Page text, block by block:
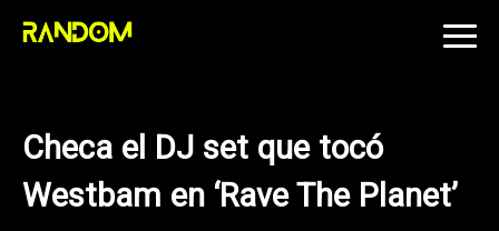
Skip
Checa el DJ set que tocó
Westbam en ‘Rave The Planet’